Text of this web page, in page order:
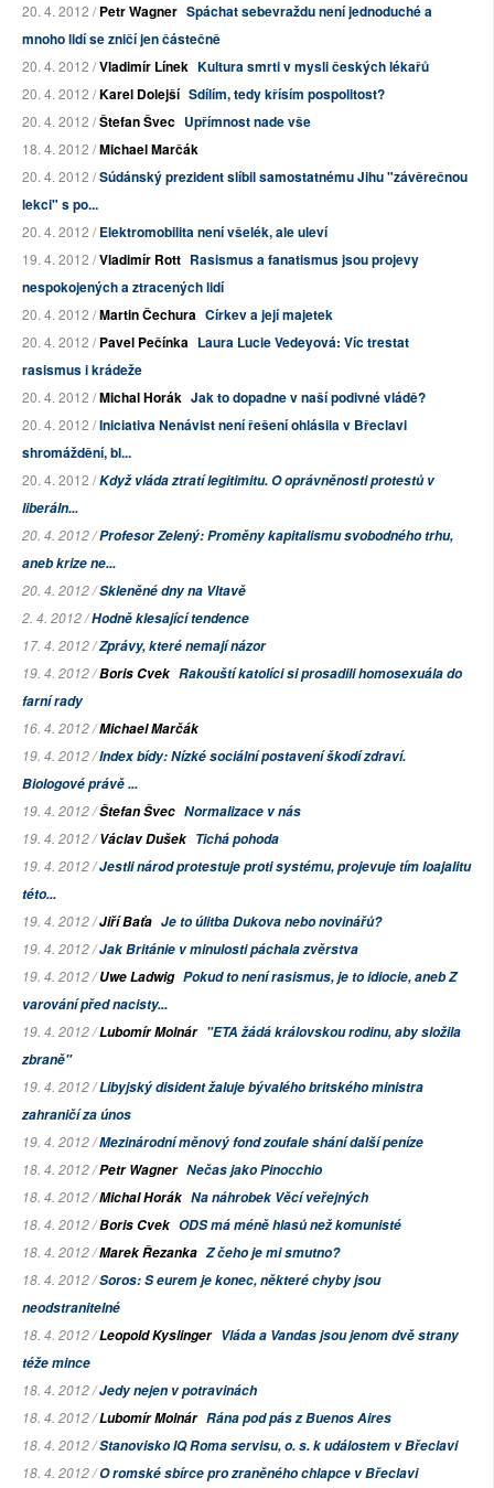
20. 4. 2012 /Petr Wagner Spáchat sebevraždu není jednoduché a
mnoho lidí se zničí jen částečně
20. 4. 2012 /Vladimír Línek Kultura smrti v mysli českých lékařů
20. 4. 2012 /Karel Dolejší Sdílím, tedy křísím pospolitost?
20. 4. 2012 /Štefan Švec Upřímnost nade vše
18. 4. 2012 /Michael Marčák
20. 4. 2012 /Súdánský prezident slíbil samostatnému Jihu "závěrečnou
lekci" s po...
20. 4. 2012 /Elektromobilita není všelék, ale uleví
19. 4. 2012 /Vladimír Rott Rasismus a fanatismus jsou projevy
nespokojených a ztracených lidí
20. 4. 2012 /Martin Čechura Církev a její majetek
20. 4. 2012 /Pavel Pečínka Laura Lucie Vedeyová: Víc trestat
rasismus i krádeže
20. 4. 2012 /Michal Horák Jak to dopadne v naší podivné vládě?
20. 4. 2012 /Iniciativa Nenávist není řešení ohlásila v Břeclavi
shromáždění, bl...
20. 4. 2012 /Když vláda ztratí legitimitu. O oprávněnosti protestů v
liberáln...
20. 4. 2012 /Profesor Zelený: Proměny kapitalismu svobodného trhu,
aneb krize ne...
20. 4. 2012 /Skleněné dny na Vltavě
2. 4. 2012 /Hodně klesající tendence
17. 4. 2012 /Zprávy, které nemají názor
19. 4. 2012 /Boris Cvek Rakouští katolíci si prosadili homosexuála do
farní rady
16. 4. 2012 /Michael Marčák
19. 4. 2012 /Index bídy: Nízké sociální postavení škodí zdraví.
Biologové právě ...
19. 4. 2012 /Štefan Švec Normalizace v nás
19. 4. 2012 /Václav Dušek Tichá pohoda
19. 4. 2012 /Jestli národ protestuje proti systému, projevuje tím loajalitu
této...
19. 4. 2012 /Jiří Baťa Je to úlitba Dukova nebo novinářů?
19. 4. 2012 /Jak Británie v minulosti páchala zvěrstva
19. 4. 2012 /Uwe Ladwig Pokud to není rasismus, je to idiocie, aneb Z
varování před nacisty...
19. 4. 2012 /Lubomír Molnár "ETA žádá královskou rodinu, aby složila
zbraně"
19. 4. 2012 /Libyjský disident žaluje bývalého britského ministra
zahraničí za únos
19. 4. 2012 /Mezinárodní měnový fond zoufale shání další peníze
18. 4. 2012 /Petr Wagner Nečas jako Pinocchio
18. 4. 2012 /Michal Horák Na náhrobek Věcí veřejných
18. 4. 2012 /Boris Cvek ODS má méně hlasů než komunisté
18. 4. 2012 /Marek Řezanka Z čeho je mi smutno?
18. 4. 2012 /Soros: S eurem je konec, některé chyby jsou
neodstranitelné
18. 4. 2012 /Leopold Kyslinger Vláda a Vandas jsou jenom dvě strany
téže mince
18. 4. 2012 /Jedy nejen v potravinách
18. 4. 2012 /Lubomír Molnár Rána pod pás z Buenos Aires
18. 4. 2012 /Stanovisko IQ Roma servisu, o. s. k událostem v Břeclavi
18. 4. 2012 /O romské sbírce pro zraněného chlapce v Břeclavi